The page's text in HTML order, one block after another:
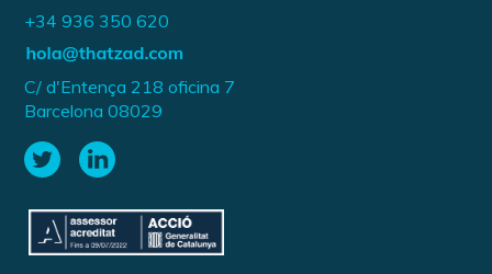
+34 936 350 620
C/ d'Entença 218 oficina 7
Barcelona 08029